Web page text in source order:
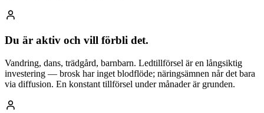
Du är aktiv och vill förbli det.
Vandring, dans, trädgård, barnbarn. Ledtillförsel är en långsiktig
investering — brosk har inget blodflöde; näringsämnen når det bara
via diffusion. En konstant tillförsel under månader är grunden.